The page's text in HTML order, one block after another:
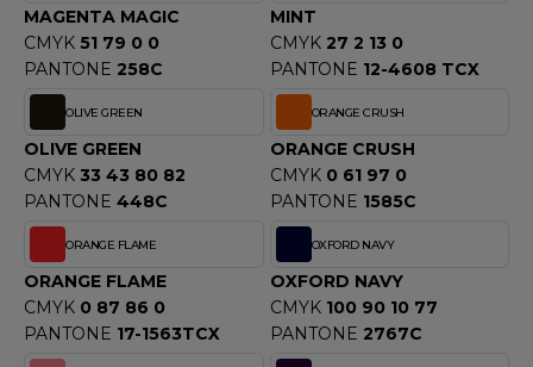
CITY
MILL
MAGENTA MAGIC
CMYK 51 79 0 0
PANTONE 258C
MINT
CMYK 27 2 13 0
PANTONE 12-4608 TCX
OLIVE GREEN
OLIVE GREEN
CMYK 33 43 80 82
PANTONE 448C
ORANGE CRUSH
ORANGE CRUSH
CMYK 0 61 97 0
PANTONE 1585C
ORANGE FLAME
ORANGE FLAME
CMYK 0 87 86 0
PANTONE 17-1563TCX
OXFORD NAVY
OXFORD NAVY
CMYK 100 90 10 77
PANTONE 2767C